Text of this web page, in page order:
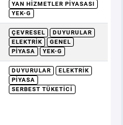
YAN HIZMETLER PIYASASI
YEK-G
ÇEVRESEL
DUYURULAR
ELEKTRIK
GENEL
PIYASA
YEK-G
DUYURULAR
ELEKTRIK
PIYASA
SERBEST TÜKETICI